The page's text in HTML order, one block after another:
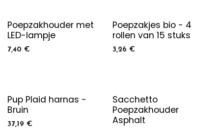
Poepzakhouder met
LED-lampje
7,40 €
Poepzakjes bio - 4
rollen van 15 stuks
3,26 €
Pup Plaid harnas -
Bruin
37,19 €
Sacchetto
Poepzakhouder
Asphalt